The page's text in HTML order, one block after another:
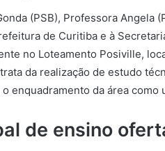
(PSB), Professora Angela
de Curitiba e à
no Loteamento Posiville,
da realização de estudo
enquadramento da área como
de ensino